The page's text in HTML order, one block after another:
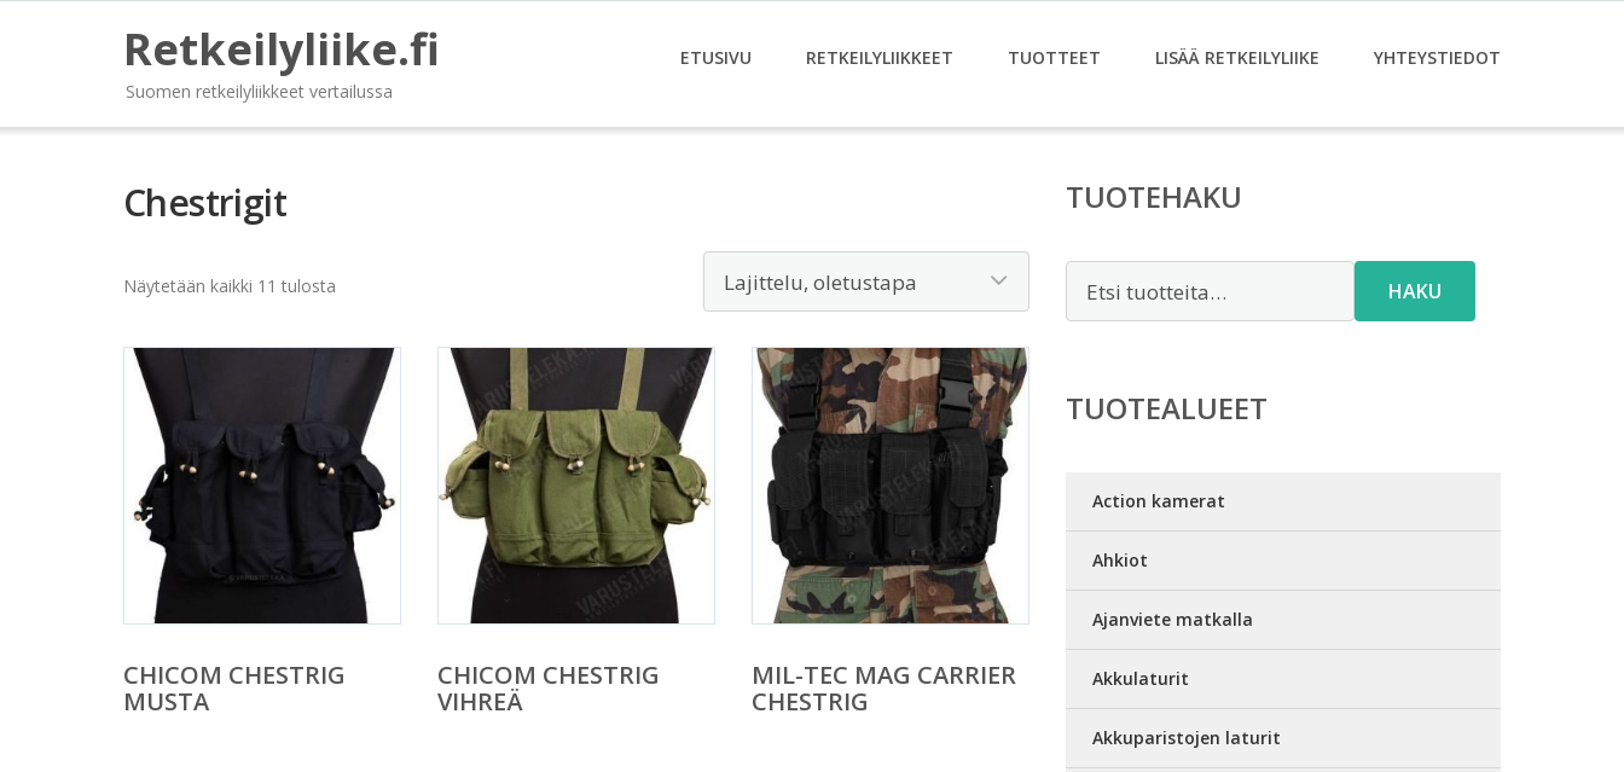
Retkeilyliike.fi
Suomen retkeilyliikkeet vertailussa
ETUSIVU RETKEILYLIIKKEET TUOTTEET LISÄÄ RETKEILYLIIKE YHTEYSTIEDOT
Chestrigit
Näytetään kaikki 11 tulosta
CHICOM CHESTRIG
MUSTA
CHICOM CHESTRIG
VIHREÄ
MIL-TEC MAG CARRIER
CHESTRIG
TUOTEHAKU
HAKU
TUOTEALUEET
Action kamerat
Ahkiot
Ajanviete matkalla
Akkulaturit
Akkuparistojen laturit